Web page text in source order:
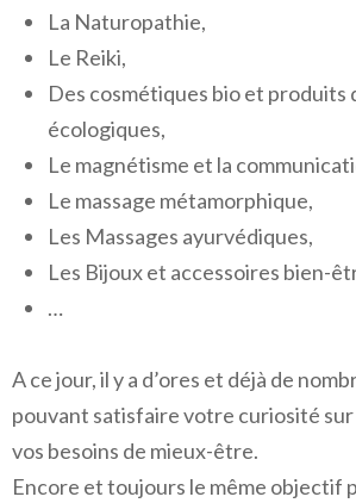
La Naturopathie,
Le Reiki,
Des cosmétiques bio et produits
écologiques,
Le magnétisme et la
Le massage métamorphique,
Les Massages ayurvédiques,
Les Bijoux et accessoires bien-
…
A ce jour, il y a d’ores et déjà de
pouvant satisfaire votre curiosité sur
vos besoins de mieux-être.
Encore et toujours le même objectif